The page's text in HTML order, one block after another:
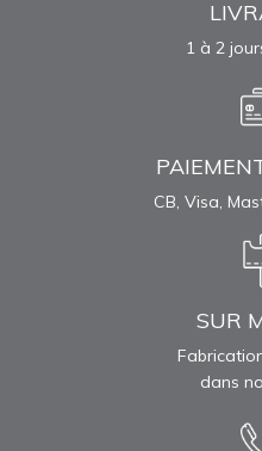
1 à 2
CB, Visa,
SUR
dans